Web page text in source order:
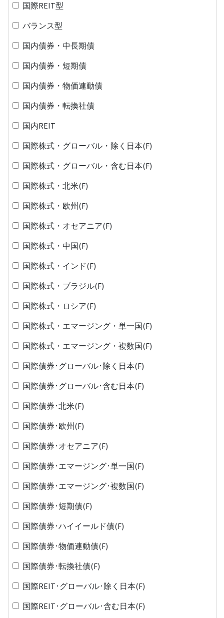
国際REIT型
バランス型
国内債券・中長期債
国内債券・短期債
国内債券・物価連動債
国内債券・転換社債
国内REIT
国際株式・グローバル・除く日本(F)
国際株式・グローバル・含む日本(F)
国際株式・北米(F)
国際株式・欧州(F)
国際株式・オセアニア(F)
国際株式・中国(F)
国際株式・インド(F)
国際株式・ブラジル(F)
国際株式・ロシア(F)
国際株式・エマージング・単一国(F)
国際株式・エマージング・複数国(F)
国際債券･グローバル･除く日本(F)
国際債券･グローバル･含む日本(F)
国際債券･北米(F)
国際債券･欧州(F)
国際債券･オセアニア(F)
国際債券･エマージング･単一国(F)
国際債券･エマージング･複数国(F)
国際債券･短期債(F)
国際債券･ハイイールド債(F)
国際債券･物価連動債(F)
国際債券･転換社債(F)
国際REIT･グローバル･除く日本(F)
国際REIT･グローバル･含む日本(F)